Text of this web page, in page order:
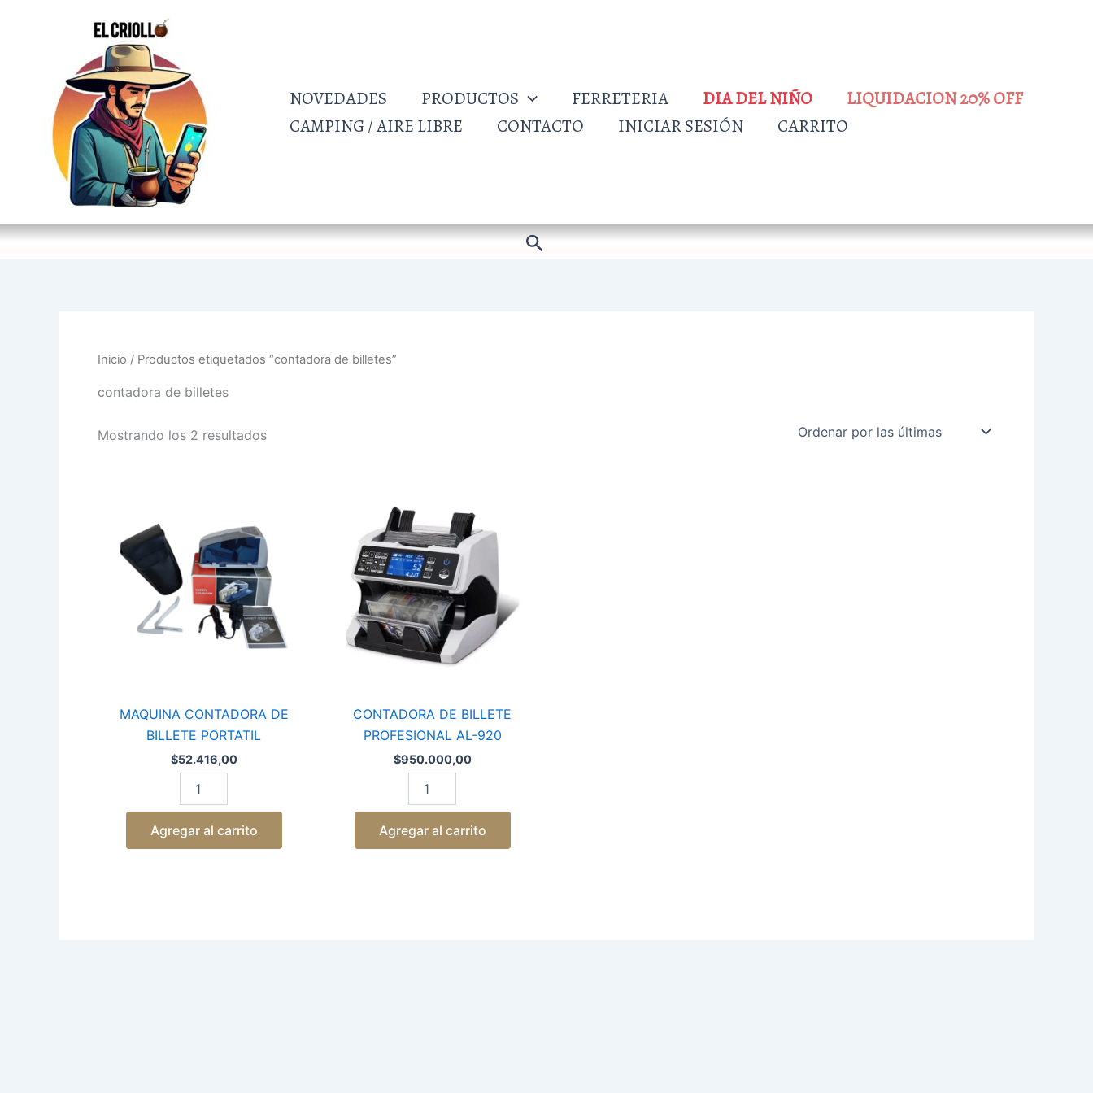
NOVEDADES PRODUCTOS FERRETERIA DIA DEL NIÑO
LIQUIDACION 20% OFF
CAMPING / AIRE LIBRE
CONTACTO INICIAR SESIÓN CARRITO
Buscar
Inicio / Productos etiquetados “contadora de billetes”
contadora de billetes
Mostrando los 2 resultados
MAQUINA CONTADORA DE
BILLETE PORTATIL
$52.416,00
BILLETE
PORTATIL
cantidad
Agregar al carrito
CONTADORA DE BILLETE
PROFESIONAL AL-920
$950.000,00
BILLETE
PROFESIONAL
AL-
920
cantidad
Agregar al carrito